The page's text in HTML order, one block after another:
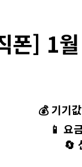
폰] 1
💰 기기
📱 요
🔄